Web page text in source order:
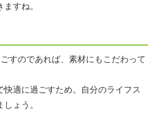
すね。
すのであれば、素材にもこだわって
快適に過ごすため。自分のライフス
ょう。